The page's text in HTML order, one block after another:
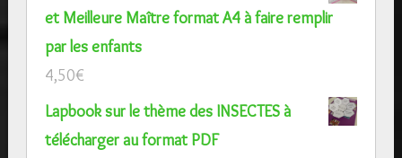
et Meilleure Maître format A4 à faire remplir
par les enfants
4,50€
Lapbook sur le thème des INSECTES à
télécharger au format PDF